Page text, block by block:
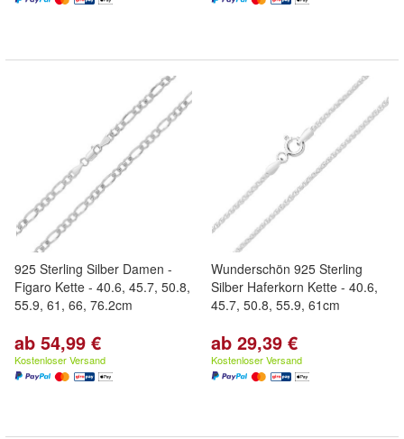
925 Sterling Silber Damen -
Figaro Kette - 40.6, 45.7, 50.8,
55.9, 61, 66, 76.2cm
ab 54,99 €
Kostenloser Versand
Wunderschön 925 Sterling
Silber Haferkorn Kette - 40.6,
45.7, 50.8, 55.9, 61cm
ab 29,39 €
Kostenloser Versand